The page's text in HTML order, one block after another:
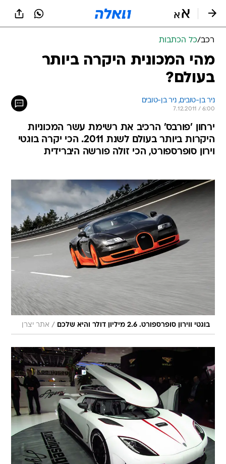
רכב/כל הכתבות
מהי המכונית היקרה ביותר
בעולם?
ניר בן-טובים, ניר בן-טובים
7.12.2011 / 6:00
ירחון 'פורבס' הרכיב את רשימת עשר המכוניות
היקרות ביותר בעולם לשנת 2011. הכי יקרה בוגטי
וירון סופרספורט, הכי זולה פורשה היברידית
בוגטי ווירון סופרספורט. 2.6 מיליון דולר והיא שלכם / אתר יצרן